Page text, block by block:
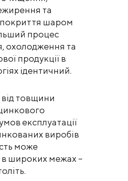
та
шаром
процес
охолодження та
продукції в
ідентичний.
від товщини
експлуатації
виробів
може
в широких межах –